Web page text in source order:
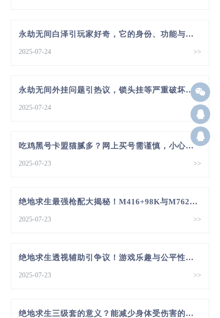
永劫无间白泽引玩家好奇，它的身份、功能与解锁条件是啥？
2025-07-24 >>
永劫无间外挂问题引热议，锁头挂等严重破坏游戏公平
2025-07-24 >>
吃鸡黑号卡盟猫腻多？网上买号需谨慎，小心掉进陷阱
2025-07-23 >>
绝地求生最强枪配大揭秘！M416+98K与M762+M24谁更强？
2025-07-23 >>
绝地求生透视辅助引争议！游戏乐趣与公平性该如何平衡？
2025-07-23 >>
绝地求生三级套的意义？能减少身体受伤害的系列护身物件
群